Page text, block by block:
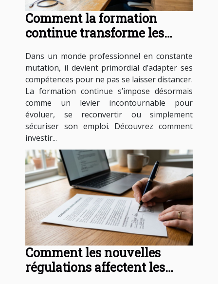
Comment la formation
continue transforme les
Dans un monde professionnel en constante
mutation, il devient primordial d’adapter ses
compétences pour ne pas se laisser distancer.
La formation continue s’impose désormais
comme un levier incontournable pour
évoluer, se reconvertir ou simplement
sécuriser son emploi. Découvrez comment
investir...
Comment les nouvelles
régulations affectent les